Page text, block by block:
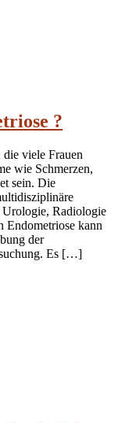
?
viele Frauen
wie Schmerzen,
sein. Die
Urologie, Radiologie
Endometriose kann
der
Es […]